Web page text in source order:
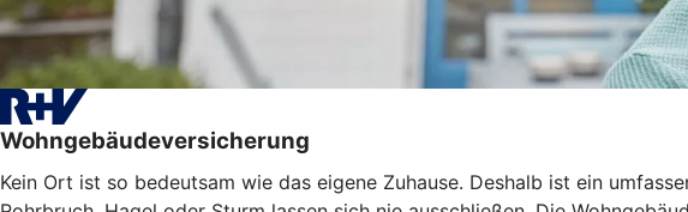
Wohngebäudeversicherung
Kein Ort ist so bedeutsam wie das eigene Zuhause. Deshalb ist ein